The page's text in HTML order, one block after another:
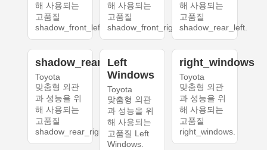
해 사용되는
고품질
shadow_front_left.
해 사용되는
고품질
shadow_front_right.
해 사용되는
고품질
shadow_rear_left.
shadow_rear_right
Toyota
맞춤형 외관
과 성능을 위
해 사용되는
고품질
shadow_rear_right.
Left
Windows
Toyota
맞춤형 외관
과 성능을 위
해 사용되는
고품질 Left
Windows.
right_windows
Toyota
맞춤형 외관
과 성능을 위
해 사용되는
고품질
right_windows.